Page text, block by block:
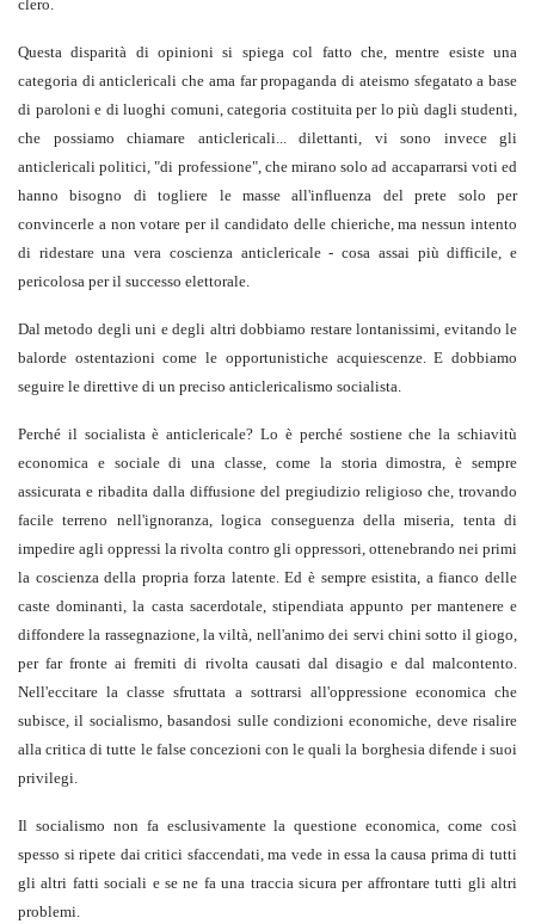
clero.
Questa disparità di opinioni si spiega col fatto che, mentre esiste una
categoria di anticlericali che ama far propaganda di ateismo sfegatato a base
di paroloni e di luoghi comuni, categoria costituita per lo più dagli studenti,
che possiamo chiamare anticlericali... dilettanti, vi sono invece gli
anticlericali politici, "di professione", che mirano solo ad accaparrarsi voti ed
hanno bisogno di togliere le masse all'influenza del prete solo per
convincerle a non votare per il candidato delle chieriche, ma nessun intento
di ridestare una vera coscienza anticlericale - cosa assai più difficile, e
pericolosa per il successo elettorale.
Dal metodo degli uni e degli altri dobbiamo restare lontanissimi, evitando le
balorde ostentazioni come le opportunistiche acquiescenze. E dobbiamo
seguire le direttive di un preciso anticlericalismo socialista.
Perché il socialista è anticlericale? Lo è perché sostiene che la schiavitù
economica e sociale di una classe, come la storia dimostra, è sempre
assicurata e ribadita dalla diffusione del pregiudizio religioso che, trovando
facile terreno nell'ignoranza, logica conseguenza della miseria, tenta di
impedire agli oppressi la rivolta contro gli oppressori, ottenebrando nei primi
la coscienza della propria forza latente. Ed è sempre esistita, a fianco delle
caste dominanti, la casta sacerdotale, stipendiata appunto per mantenere e
diffondere la rassegnazione, la viltà, nell'animo dei servi chini sotto il giogo,
per far fronte ai fremiti di rivolta causati dal disagio e dal malcontento.
Nell'eccitare la classe sfruttata a sottrarsi all'oppressione economica che
subisce, il socialismo, basandosi sulle condizioni economiche, deve risalire
alla critica di tutte le false concezioni con le quali la borghesia difende i suoi
privilegi.
Il socialismo non fa esclusivamente la questione economica, come così
spesso si ripete dai critici sfaccendati, ma vede in essa la causa prima di tutti
gli altri fatti sociali e se ne fa una traccia sicura per affrontare tutti gli altri
problemi.